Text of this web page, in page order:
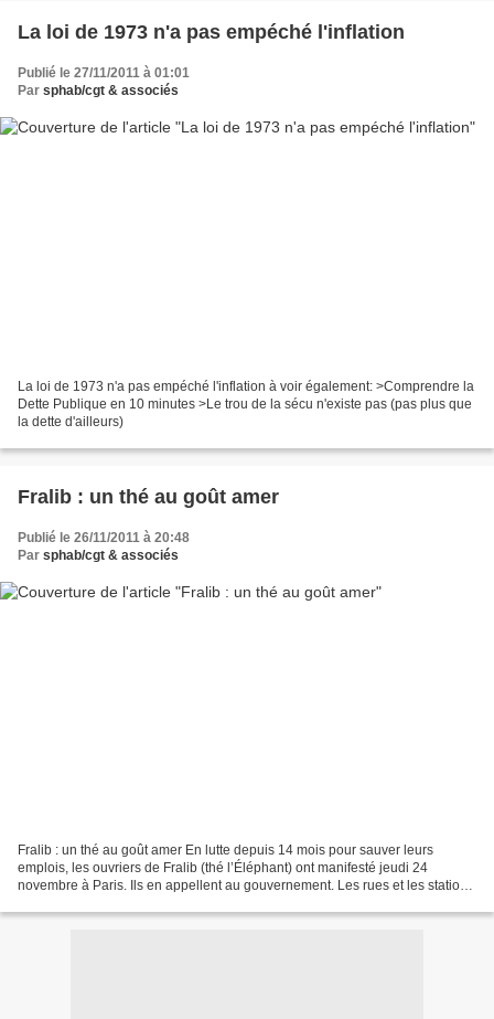
La loi de 1973 n'a pas empéché l'inflation
Publié le 27/11/2011 à 01:01
Par sphab/cgt & associés
La loi de 1973 n'a pas empéché l'inflation à voir également: >Comprendre la
Dette Publique en 10 minutes >Le trou de la sécu n'existe pas (pas plus que
la dette d'ailleurs)
Fralib : un thé au goût amer
Publié le 26/11/2011 à 20:48
Par sphab/cgt & associés
Fralib : un thé au goût amer En lutte depuis 14 mois pour sauver leurs
emplois, les ouvriers de Fralib (thé l’Éléphant) ont manifesté jeudi 24
novembre à Paris. Ils en appellent au gouvernement. Les rues et les stations